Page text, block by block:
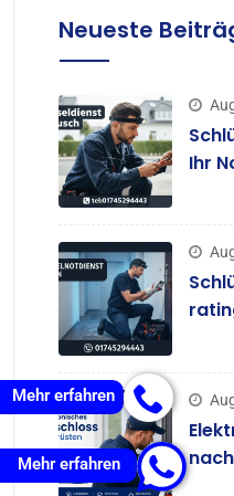
Neueste
Ihr
Tage
Mehr erfahren
Mehr erfahren